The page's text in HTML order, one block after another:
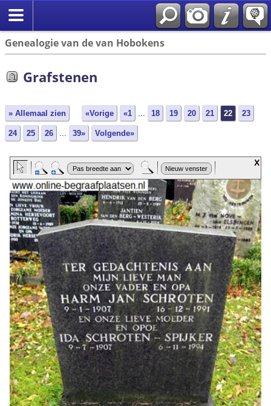
Genealogie van de van Hobokens
Grafstenen
» Allemaal zien «Vorige «1 ... 18 19 20 21 22 23
24 25 26 ... 39» Volgende»